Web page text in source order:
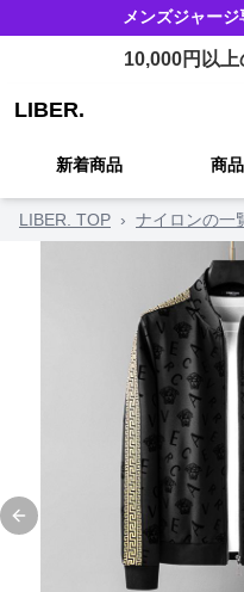
メンズジャージ
10,000円以上
LIBER.
新着商品 商
LIBER. TOP › ナイロンの一
Previous slide